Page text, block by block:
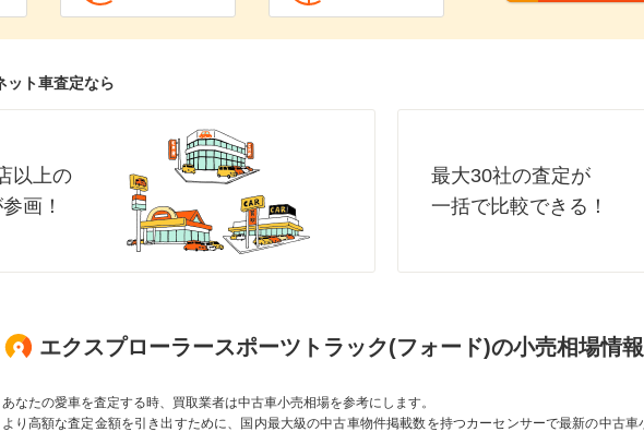
ット車査定なら
以上の
画！
最大30社の査定が
一括で比較できる！
エクスプローラースポーツトラック(フォード)の小売相場情報
あなたの愛車を査定する時、買取業者は中古車小売相場を参考にします。
より高額な査定金額を引き出すために、国内最大級の中古車物件掲載数を持つカーセンサーで最新の中古車